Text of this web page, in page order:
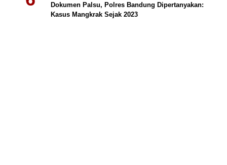
Dokumen Palsu, Polres Bandung Dipertanyakan:
Kasus Mangkrak Sejak 2023